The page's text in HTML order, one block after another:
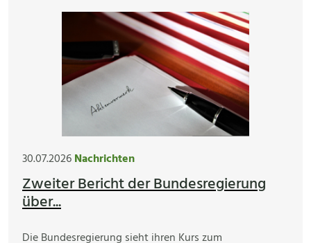
30.07.2026Nachrichten
Zweiter Bericht der Bundesregierung
über...
Die Bundesregierung sieht ihren Kurs zum